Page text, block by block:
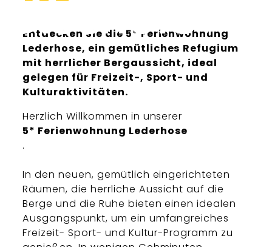
Entdecken Sie die 5* Ferienwohnung
Lederhose, ein gemütliches Refugium
mit herrlicher Bergaussicht, ideal
gelegen für Freizeit-, Sport- und
Kulturaktivitäten.
Herzlich Willkommen in unserer
5* Ferienwohnung Lederhose
.
In den neuen, gemütlich eingerichteten
Räumen, die herrliche Aussicht auf die
Berge und die Ruhe bieten einen idealen
Ausgangspunkt, um ein umfangreiches
Freizeit- Sport- und Kultur-Programm zu